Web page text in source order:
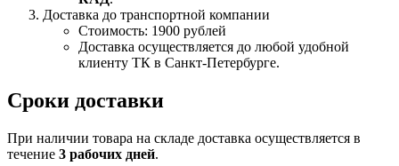
Доставка до транспортной компании
Стоимость: 1900 рублей
Доставка осуществляется до любой удобной
клиенту ТК в Санкт-Петербурге.
Сроки доставки
При наличии товара на складе доставка осуществляется в
течение 3 рабочих дней.